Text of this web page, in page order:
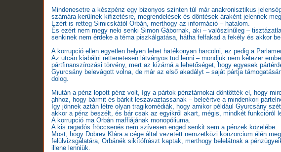
Mindenesetre a készpénz egy bizonyos szinten túl már anakronisztikus
számára kerülnek kifizetésre, megrendelések és döntések áraként jelennek
Ezért is retteg Simicskától Orbán, merthogy az információ – hatalom.
És ezért nem megy neki senki Simon Gábornak, aki – valószínűleg –
senkinek nem érdeke a téma piszkálgatása, hátha felfakad a fekély és akkor
A korrupció ellen egyetlen helyen lehet hatékonyan harcolni, ez pedig a
Az utcán kiabálni rettenetesen látványos tud lenni – mondjuk nem kétezer
pártfinanszírozási törvény, mert az kizárná a lehetőséget, hogy egyesek
Gyurcsány belevágott volna, de már az első akadályt – saját pártja
dolog.
Miután a pénz lopott pénz volt, így a pártok pénztárnokai döntötték el, hogy
ahhoz, hogy bármit és bárkit leszavaztassanak – beleértve a mindenkori
Így jönnek aztán létre olyan tragikomédiák, hogy amikor például Gyurcsány
akkor a pénz beszélt, és bár csak az egyikről akart, mégis, mindkét funkcióról
A korrupció ma Orbán maffiájának monopóliuma.
A kis ragadós fröccsenés nem szívesen enged senkit sem a pénzek közelébe.
Most, hogy Dobrev Klára a cége által vezetett nemzetközi konzorcium élén
felülvizsgálatára, Orbánék sikítófrászt kaptak, merthogy belelátnak a
illene lenniük.